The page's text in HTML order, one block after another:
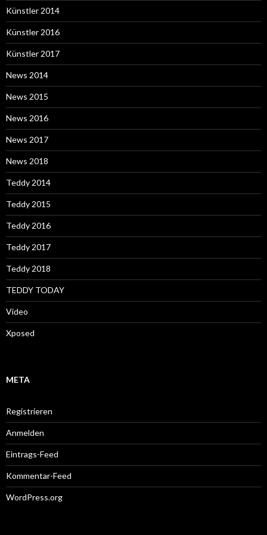
Künstler 2014
Künstler 2016
Künstler 2017
News 2014
News 2015
News 2016
News 2017
News 2018
Teddy 2014
Teddy 2015
Teddy 2016
Teddy 2017
Teddy 2018
TEDDY TODAY
Video
Xposed
META
Registrieren
Anmelden
Eintrags-Feed
Kommentar-Feed
WordPress.org